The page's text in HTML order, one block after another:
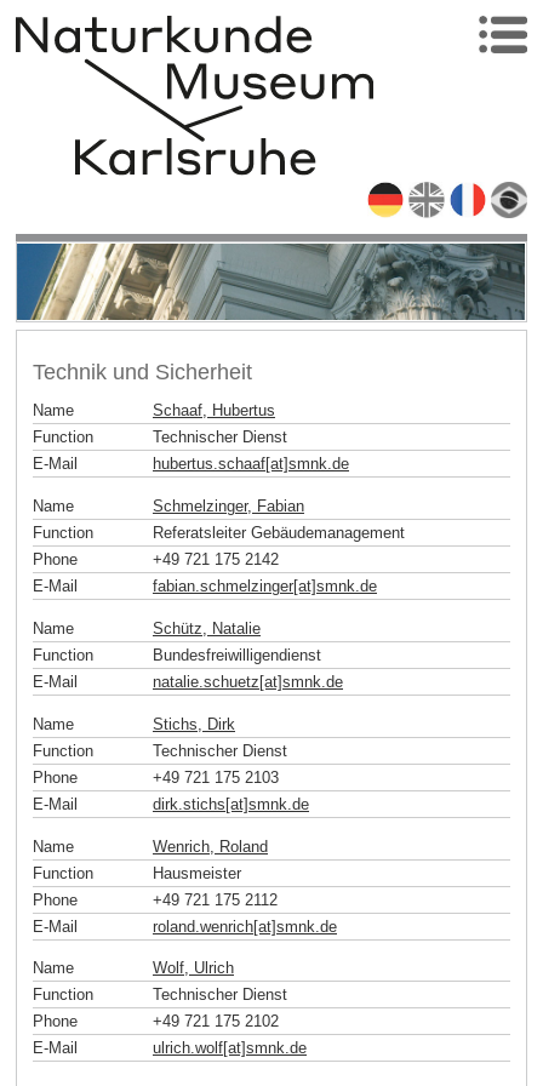
Technik und Sicherheit
Name
Schaaf, Hubertus
Function
Technischer Dienst
E-Mail
hubertus.schaaf[at]smnk.de
Name
Schmelzinger, Fabian
Function
Referatsleiter Gebäudemanagement
Phone
+49 721 175 2142
E-Mail
fabian.schmelzinger[at]smnk.de
Name
Schütz, Natalie
Function
Bundesfreiwilligendienst
E-Mail
natalie.schuetz[at]smnk.de
Name
Stichs, Dirk
Function
Technischer Dienst
Phone
+49 721 175 2103
E-Mail
dirk.stichs[at]smnk de
Name
Wenrich, Roland
Function
Hausmeister
Phone
+49 721 175 2112
E-Mail
roland.wenrich[at]smnk de
Name
Wolf, Ulrich
Function
Technischer Dienst
Phone
+49 721 175 2102
E-Mail
ulrich.wolf[at]smnk.de